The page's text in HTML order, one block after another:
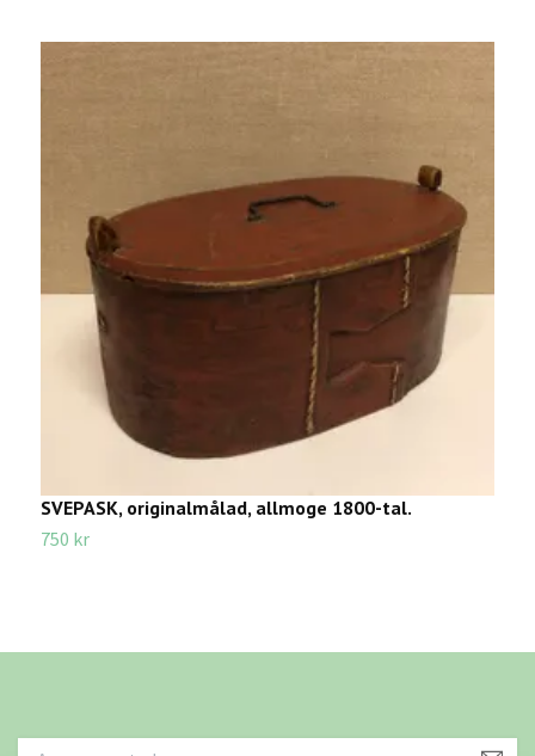
SVEPASK, originalmålad, allmoge 1800-tal.
750 kr